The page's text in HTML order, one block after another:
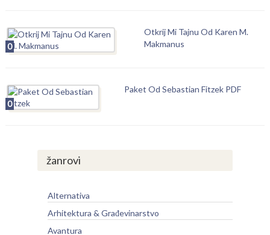
0
Otkrij Mi Tajnu Od Karen M.
Makmanus
0
Paket Od Sebastian Fitzek PDF
žanrovi
Alternativa
Arhitektura & Građevinarstvo
Avantura